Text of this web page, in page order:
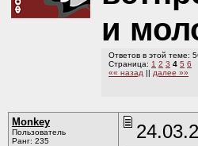
и
Ответов в этой теме:
Страница: 1 2 3 4 5 6
«« назад || далее »»
Monkey
Пользователь
Ранг: 235